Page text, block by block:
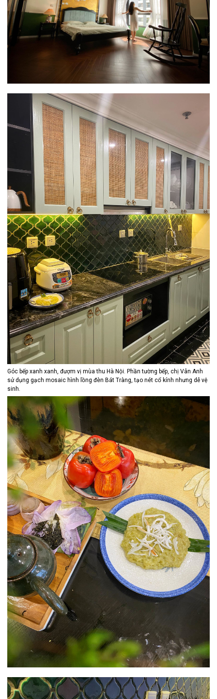
Góc bếp xanh xanh, đượm vị mùa thu Hà Nội. Phần tường bếp, chị Vân Anh
sử dụng gạch mosaic hình lồng đèn Bát Tràng, tạo nét cổ kính nhưng dễ vệ
sinh.